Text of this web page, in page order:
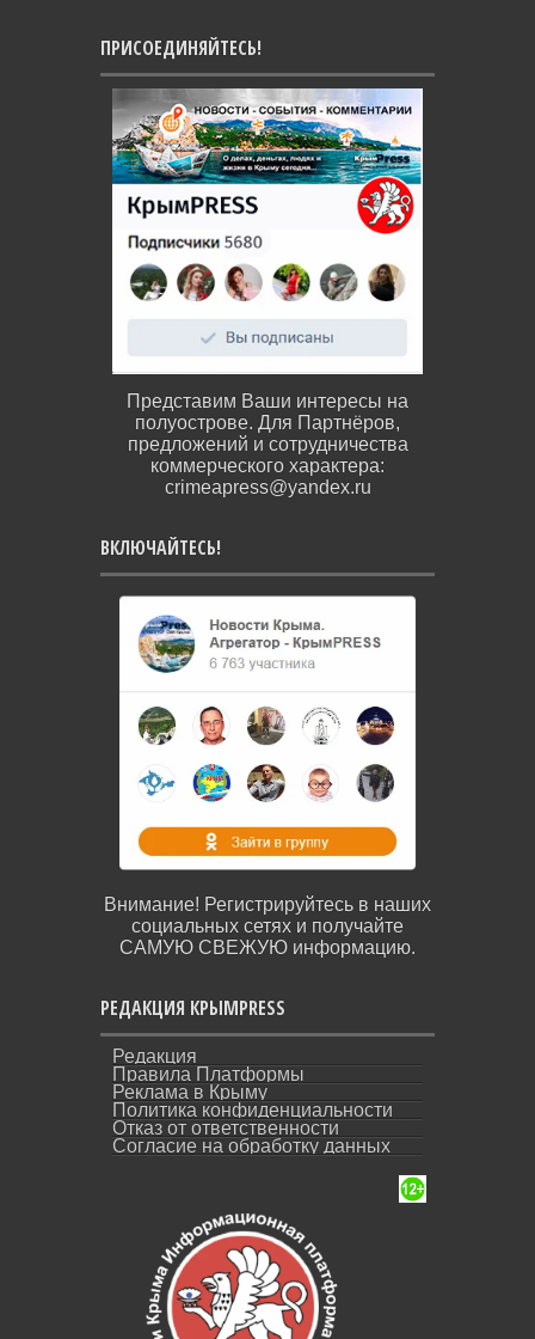
ПРИСОЕДИНЯЙТЕСЬ!
Представим Ваши интересы на
полуострове. Для Партнёров,
предложений и сотрудничества
коммерческого характера:
crimeapress@yandex.ru
ВКЛЮЧАЙТЕСЬ!
Внимание! Регистрируйтесь в наших
социальных сетях и получайте
САМУЮ СВЕЖУЮ информацию.
РЕДАКЦИЯ КРЫМPRESS
Редакция
Правила Платформы
Реклама в Крыму
Политика конфиденциальности
Отказ от ответственности
Согласие на обработку данных